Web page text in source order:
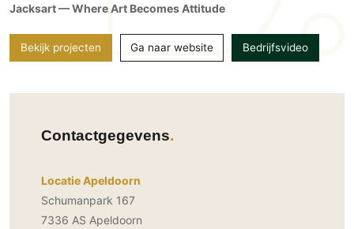
Houten vloeren
Natuursteen en keramiek vloeren
Vloerkleden
Afwerking
Natuursteen en keramiek
Leer
Jacksart — Where Art Becomes Attitude
Bekijk projecten Ga naar website Bedrijfsvideo
Contactgegevens
Locatie Apeldoorn
Schumanpark 167
7336 AS Apeldoorn